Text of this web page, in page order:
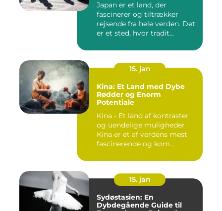
Japan er et land, der
fascinerer og tiltrækker
rejsende fra hele verden. Det
er et sted, hvor tradit...
15. jan
Kina: Et Land med Dybe
Rødder og Enorm
Potentiale
Kina - Et land af kontraster
og uendelige muligheder
Kina er et af verdens mest
fascinerende og kom...
15. jan
Sydøstasien: En
Dybdegående Guide til